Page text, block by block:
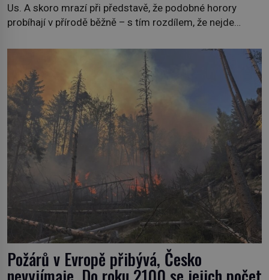
Us. A skoro mrazí při představě, že podobné horory
probíhají v přírodě běžně – s tím rozdílem, že nejde
dokáže ovládat jen vývojově nesrovnatelně jednodušší
živočichy, než je člověk. Najít skutečné zombie není nic
nemožného ani v naší přírodě. […]
Požárů v Evropě přibývá, Česko